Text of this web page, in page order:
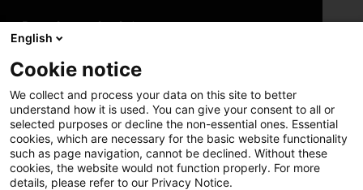
Finanzas
Acciones
English
Cookie notice
We collect and process your data on this site to better
understand how it is used. You can give your consent to all or
selected purposes or decline the non-essential ones. Essential
cookies, which are necessary for the basic website functionality
such as page navigation, cannot be declined. Without these
cookies, the website would not function properly. For more
details, please refer to our Privacy Notice.